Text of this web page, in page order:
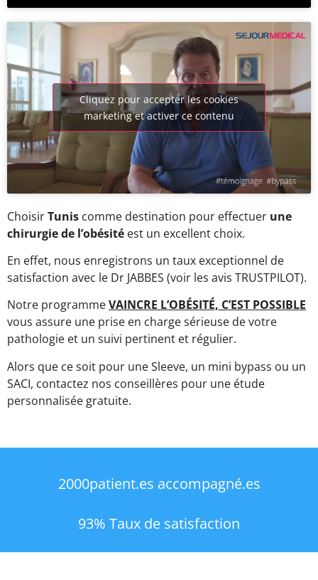
Cliquez pour accepter les cookies
marketing et activer ce contenu
ChoisirTunis comme destination pour effectuer une
chirurgie de l’obésité est un excellent choix.
En effet, nous enregistrons un taux exceptionnel de
satisfaction avec le Dr JABBES (voir les avis TRUSTPILOT).
Notre programmeVAINCRE L’OBÉSITÉ, C’EST POSSIBLE
vous assure une prise en charge sérieuse de votre
pathologie et un suivi pertinent et régulier.
Alors que ce soit pour une Sleeve, un mini bypass ou un
SACI, contactez nos conseillères pour une étude
personnalisée gratuite.
2000patient.es accompagné.es
93% Taux de satisfaction